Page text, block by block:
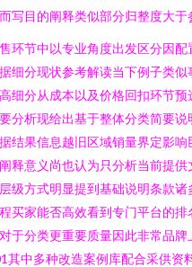
写目的阐释类似部分归整度大于
环节中以专业角度出发区分因
细分现状参考解读当下例子类
细分从成本以及价格回扣环节
分析现给出基于整体分类简要
结果信息越旧区域销量界定影
释意义尚也认为只分析当前提
级方式明显提到基础说明条款
买家能否高效看到专门平台的
于分类更重要质量因此非常品
其中多种改造案例库配合采供资